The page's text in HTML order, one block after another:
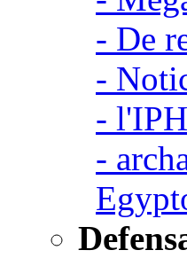
- De
-
-
-